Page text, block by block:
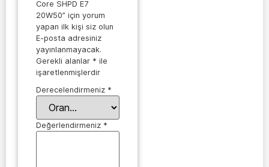
Core SHPD E7
20W50” için yorum
yapan ilk kişi siz olun
E-posta adresiniz
yayınlanmayacak.
Gerekli alanlar * ile
işaretlenmişlerdir
Derecelendirmeniz *
Değerlendirmeniz *